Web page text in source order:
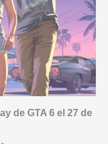
de GTA 6 el 27 de